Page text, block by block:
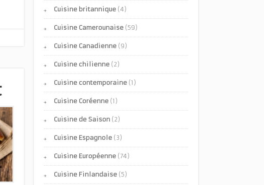
Cuisine britannique (4)
Cuisine Camerounaise (59)
Cuisine Canadienne (9)
Cuisine chilienne (2)
Cuisine contemporaine (1)
Cuisine Coréenne (1)
Cuisine de Saison (2)
Cuisine Espagnole (3)
Cuisine Européenne (74)
Cuisine Finlandaise (5)